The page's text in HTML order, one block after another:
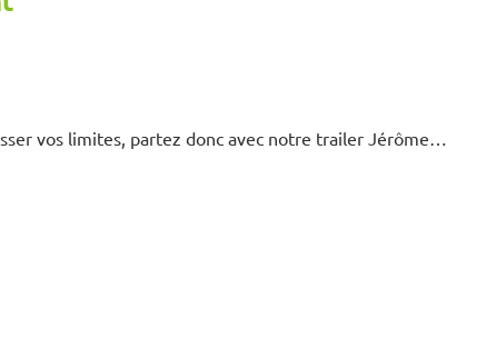
vos limites, partez donc avec notre trailer Jérôme…